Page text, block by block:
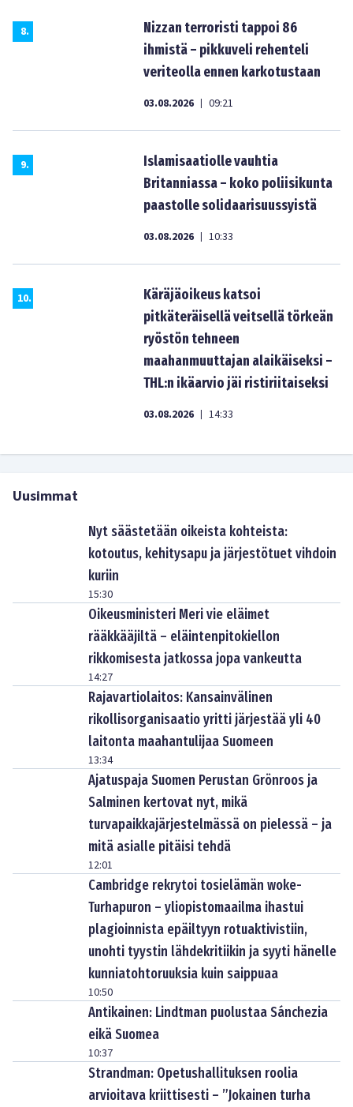
8.
Nizzan terroristi tappoi 86
ihmistä – pikkuveli rehenteli
veriteolla ennen karkotustaan
03.08.2026 | 09:21
9.
Islamisaatiolle vauhtia
Britanniassa – koko poliisikunta
paastolle solidaarisuussyistä
03.08.2026 | 10:33
10.
Käräjäoikeus katsoi
pitkäteräisellä veitsellä törkeän
ryöstön tehneen
maahanmuuttajan alaikäiseksi –
THL:n ikäarvio jäi ristiriitaiseksi
03.08.2026 | 14:33
Uusimmat
Nyt säästetään oikeista kohteista:
kotoutus, kehitysapu ja järjestötuet vihdoin
kuriin
15:30
Oikeusministeri Meri vie eläimet
rääkkääjiltä – eläintenpitokiellon
rikkomisesta jatkossa jopa vankeutta
14:27
Rajavartiolaitos: Kansainvälinen
rikollisorganisaatio yritti järjestää yli 40
laitonta maahantulijaa Suomeen
13:34
Ajatuspaja Suomen Perustan Grönroos ja
Salminen kertovat nyt, mikä
turvapaikkajärjestelmässä on pielessä – ja
mitä asialle pitäisi tehdä
12:01
Cambridge rekrytoi tosielämän woke-
Turhapuron – yliopistomaailma ihastui
plagioinnista epäiltyyn rotuaktivistiin,
unohti tyystin lähdekritiikin ja syyti hänelle
kunniatohtoruuksia kuin saippuaa
10:50
Antikainen: Lindtman puolustaa Sánchezia
eikä Suomea
10:37
Strandman: Opetushallituksen roolia
arvioitava kriittisesti – ”Jokainen turha